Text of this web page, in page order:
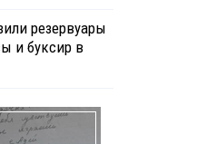
резервуары
и буксир в